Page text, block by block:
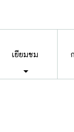
เยี่ยมชม